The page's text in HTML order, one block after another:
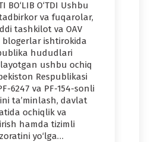
BO‘LIB O‘TDI Ushbu
va fuqarolar,
tashkilot va OAV
ishtirokida
hududlari
ushbu ochiq
Respublikasi
6247 va PF-154-sonli
ta’minlash, davlat
ochiqlik va
hamda tizimli
yo‘lga…